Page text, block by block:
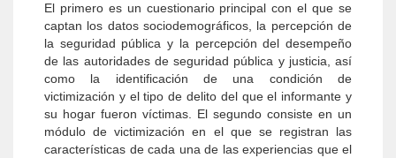
El primero es un cuestionario principal con el que se
captan los datos sociodemográficos, la percepción de
la seguridad pública y la percepción del desempeño
de las autoridades de seguridad pública y justicia, así
como la identificación de una condición de
victimización y el tipo de delito del que el informante y
su hogar fueron víctimas. El segundo consiste en un
módulo de victimización en el que se registran las
características de cada una de las experiencias que el